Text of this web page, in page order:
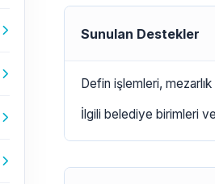
Sunulan Destekler
Defin işlemleri,
İlgili belediye birimleri